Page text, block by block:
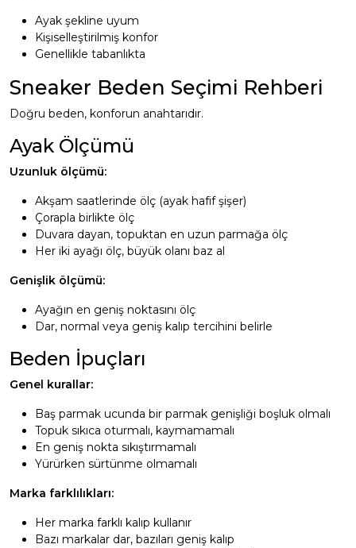
Ayak şekline uyum
Kişiselleştirilmiş konfor
Genellikle tabanlıkta
Sneaker Beden Seçimi Rehberi
Doğru beden, konforun anahtarıdır.
Ayak Ölçümü
Uzunluk ölçümü:
Akşam saatlerinde ölç (ayak hafif şişer)
Çorapla birlikte ölç
Duvara dayan, topuktan en uzun parmağa ölç
Her iki ayağı ölç, büyük olanı baz al
Genişlik ölçümü:
Ayağın en geniş noktasını ölç
Dar, normal veya geniş kalıp tercihini belirle
Beden İpuçları
Genel kurallar:
Baş parmak ucunda bir parmak genişliği boşluk olmalı
Topuk sıkıca oturmalı, kaymamamalı
En geniş nokta sıkıştırmamalı
Yürürken sürtünme olmamalı
Marka farklılıkları:
Her marka farklı kalıp kullanır
Bazı markalar dar, bazıları geniş kalıp